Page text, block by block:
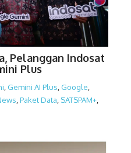
Pelanggan Indosat
Plus
Gemini AI Plus Google
Paket Data SATSPAM+